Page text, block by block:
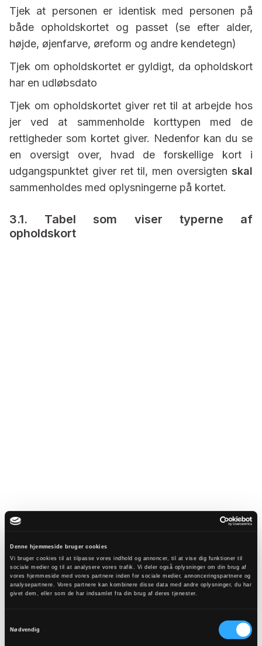
Denne hjemmeside bruger cookies
Vi bruger cookies til at tilpasse vores indhold og annoncer, til at vise dig funktioner til
sociale medier og til at analysere vores trafik. Vi deler også oplysninger om din brug af
vores hjemmeside med vores partnere inden for sociale medier, annonceringspartnere og
analysepartnere. Vores partnere kan kombinere disse data med andre oplysninger, du har
givet dem, eller som de har indsamlet fra din brug af deres tjenester.
Nødvendig
Tjek at personen er identisk med personen på
både opholdskortet og passet (se efter alder,
højde, øjenfarve, øreform og andre kendetegn)
Tjek om opholdskortet er gyldigt, da opholdskort
har en udløbsdato
Tjek om opholdskortet giver ret til at arbejde hos
jer ved at sammenholde korttypen med de
rettigheder som kortet giver. Nedenfor kan du se
en oversigt over, hvad de forskellige kort i
udgangspunktet giver ret til, men oversigten skal
sammenholdes med oplysningerne på kortet.
3.1. Tabel som viser typerne af
opholdskort